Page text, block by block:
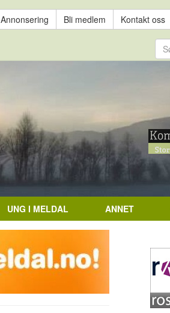
Annonsering Bli medlem Kontakt oss
UNG I MELDAL ANNET